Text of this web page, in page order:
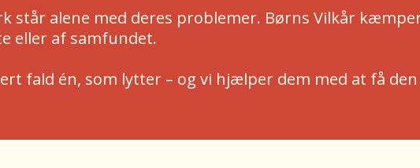
står alene med deres problemer. Børns Vilkår
eller af samfundet.
fald én, som lytter – og vi hjælper dem med at få